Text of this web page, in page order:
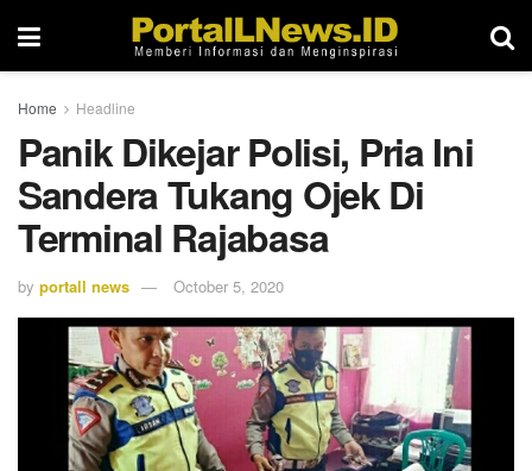
Home Headline
Panik Dikejar Polisi, Pria Ini
Sandera Tukang Ojek Di
Terminal Rajabasa
by portall news October 5, 2020